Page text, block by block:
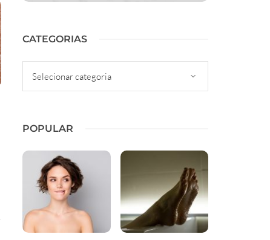
CATEGORIAS
POPULAR